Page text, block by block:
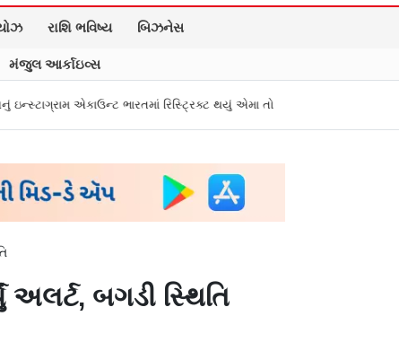
રાશિ ભવિષ્ય બિઝનેસ
મંજુલ આર્કાઇવ્સ
ભારતમાં રિસ્ટ્રિક્ટ થયું એમા તો પીએમ મોદીને સંભળાવ્યું
અલર્ટ, બગડી સ્થિતિ